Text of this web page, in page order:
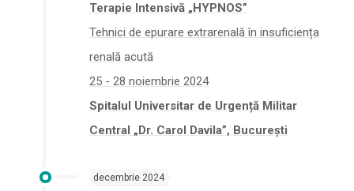
Terapie Intensivă „HYPNOS”
Tehnici de epurare extrarenală în insuficiența
renală acută
25 - 28 noiembrie 2024
Spitalul Universitar de Urgență Militar
Central „Dr. Carol Davila”, București
decembrie 2024